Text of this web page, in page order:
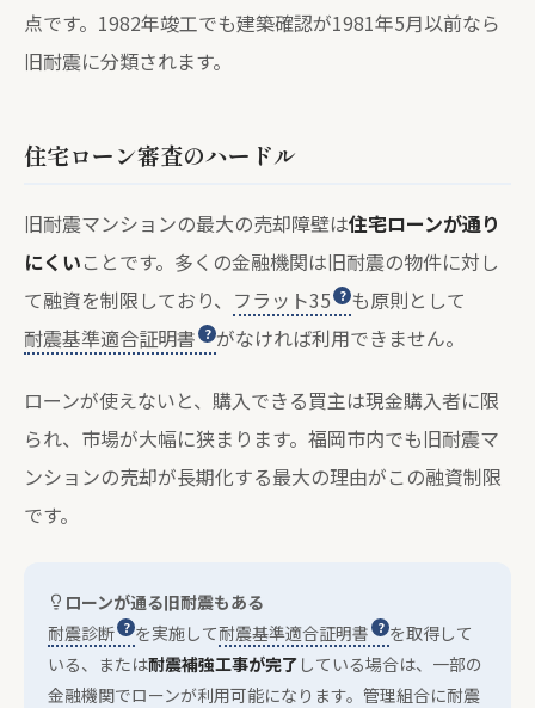
点です。1982年竣工でも建築確認が1981年5月以前なら
旧耐震に分類されます。
住宅ローン審査のハードル
旧耐震マンションの最大の売却障壁は住宅ローンが通り
にくいことです。多くの金融機関は旧耐震の物件に対し
て融資を制限しており、 フラット35
も原則として
耐震基準適合証明書
がなければ利用できません。
ローンが使えないと、購入できる買主は現金購入者に限
られ、市場が大幅に狭まります。福岡市内でも旧耐震マ
ンションの売却が長期化する最大の理由がこの融資制限
です。
ローンが通る旧耐震もある
耐震診断
を実施して耐震基準適合証明書
を取得して
いる、または耐震補強工事が完了 している場合は、一部の
金融機関でローンが利用可能になります。管理組合に耐震